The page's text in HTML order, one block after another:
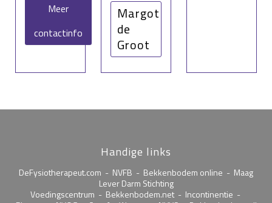
Meer
contactinfo
Maandag
Dinsdag
Donderdag
Vrijdag
Margot
de
Groot
Maandag
Donderdag
Handige links
DeFysiotherapeut.com - NVFB - Bekkenbodem online - Maag
Lever Darm Stichting
Voedingscentrum - Bekkenbodem.net- Incontinentie -